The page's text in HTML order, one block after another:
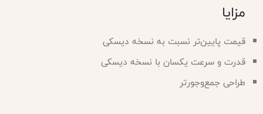
مزایا
قیمت پایین‌تر نسبت به نسخه دیسکی
قدرت و سرعت یکسان با نسخه دیسکی
طراحی جمع‌وجورتر